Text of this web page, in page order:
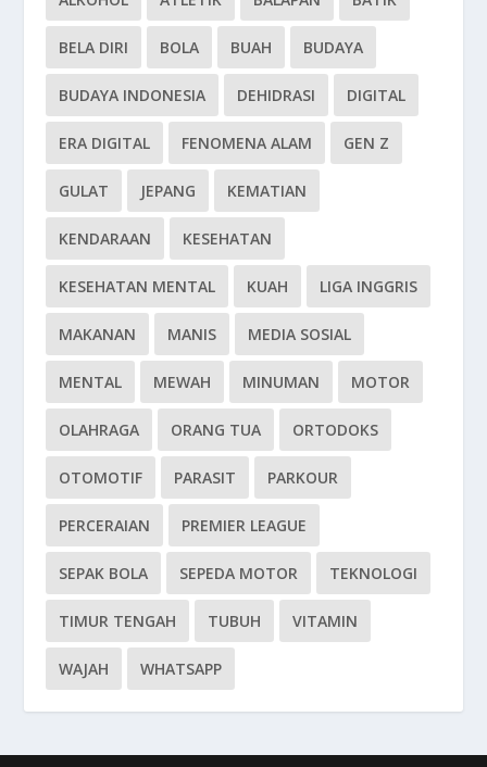
BELA DIRI BOLA BUAH BUDAYA
BUDAYA INDONESIA DEHIDRASI DIGITAL
ERA DIGITAL FENOMENA ALAM GEN Z
GULAT JEPANG KEMATIAN
KENDARAAN KESEHATAN
KESEHATAN MENTAL KUAH LIGA INGGRIS
MAKANAN MANIS MEDIA SOSIAL
MENTAL MEWAH MINUMAN MOTOR
OLAHRAGA ORANG TUA ORTODOKS
OTOMOTIF PARASIT PARKOUR
PERCERAIAN PREMIER LEAGUE
SEPAK BOLA SEPEDA MOTOR TEKNOLOGI
TIMUR TENGAH TUBUH VITAMIN
WAJAH WHATSAPP